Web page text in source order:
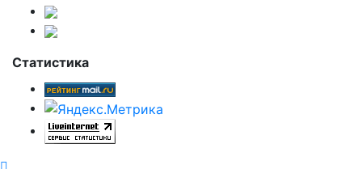
Статистика